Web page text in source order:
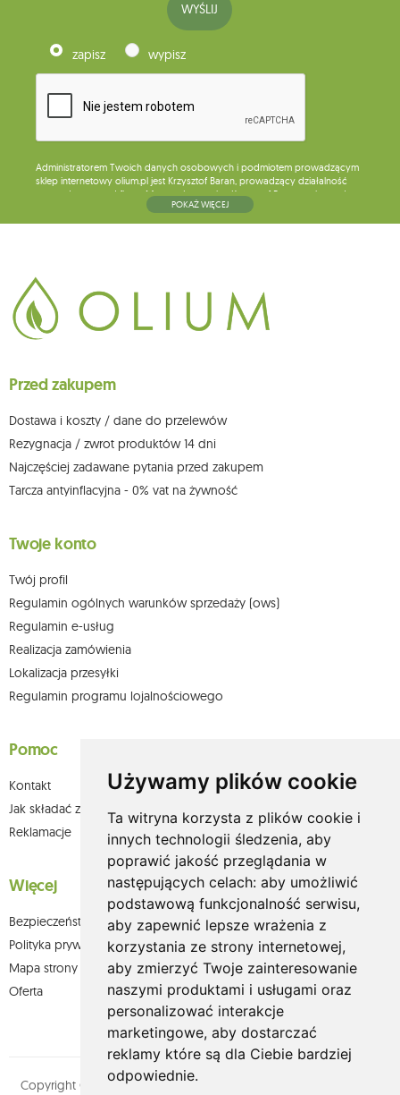
Używamy plików cookie
Ta witryna korzysta z plików cookie i
innych technologii śledzenia, aby
poprawić jakość przeglądania w
następujących celach: aby umożliwić
podstawową funkcjonalność serwisu,
aby zapewnić lepsze wrażenia z
korzystania ze strony internetowej,
aby zmierzyć Twoje zainteresowanie
naszymi produktami i usługami oraz
personalizować interakcje
marketingowe, aby dostarczać
reklamy które są dla Ciebie bardziej
odpowiednie.
WYŚLIJ
zapisz wypisz
Administratorem Twoich danych osobowych i podmiotem prowadzącym
sklep internetowy olium.pl jest Krzysztof Baran, prowadzący działalność
gospodarczą pod firmą: Mouton Interactive Krzysztof Baran wpisaną do
Centralnej Ewidencji i Informacji o Działalności Gospodarczej, adres
głównego miejsca wykonywania działalności w Siedlcach, ul. Starowiejska
Dane będą przetwarzane w celu wysyłki newslettera i przechowywane do
chwili rezygnacji z subskrypcji.
Przysługuje Ci prawo do żądania dostępu do swoich danych osobowych,
ich sprostowania, usunięcia, ograniczenia przetwarzania, wniesienia
sprzeciwu wobec przetwarzania swoich danych oraz prawo do
którego dokonano na podstawie zgody przed jej cofnięciem. W tym celu
możesz kontaktować się z działem obsługi klienta Mouton Interactive pod
Więcej informacji: www.mouton.pl/ODO
POKAŻ WIĘCEJ
Przed zakupem
Dostawa i koszty / dane do przelewów
Rezygnacja / zwrot produktów 14 dni
Najczęściej zadawane pytania przed zakupem
Tarcza antyinflacyjna - 0% vat na żywność
Twoje konto
Twój profil
Regulamin ogólnych warunków sprzedaży (ows)
Regulamin e-usług
Realizacja zamówienia
Lokalizacja przesyłki
Regulamin programu lojalnościowego
Pomoc
Kontakt
Jak składać zamówienia w sklepie olium.pl?
Reklamacje
Więcej
Bezpieczeństwo płatności
Polityka prywatności
Mapa strony
Oferta
Copyright © olium.pl. Wszystkie prawa zastrzeżone. Designed by